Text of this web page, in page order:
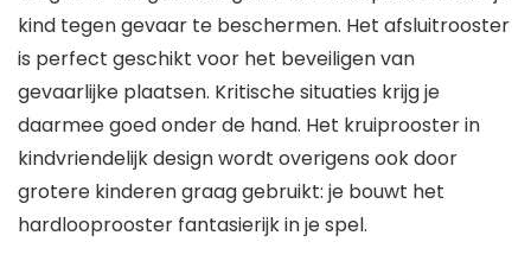
kind tegen gevaar te beschermen. Het afsluitrooster
is perfect geschikt voor het beveiligen van
gevaarlijke plaatsen. Kritische situaties krijg je
daarmee goed onder de hand. Het kruiprooster in
kindvriendelijk design wordt overigens ook door
grotere kinderen graag gebruikt: je bouwt het
hardlooprooster fantasierijk in je spel.